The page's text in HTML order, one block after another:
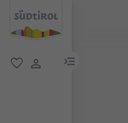
menu link